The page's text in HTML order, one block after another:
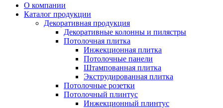
О компании
Каталог продукции
Декоративная продукция
Декоративные колонны и пилястры
Потолочная плитка
Инжекционная плитка
Потолочные панели
Штампованная плитка
Экструдированная плитка
Потолочные розетки
Потолочный плинтус
Инжекционный плинтус